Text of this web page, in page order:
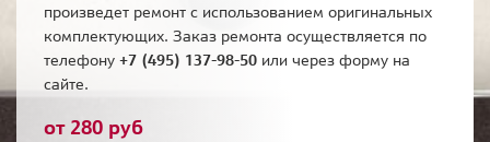
произведет ремонт с использованием оригинальных
комплектующих. Заказ ремонта осуществляется по
телефону +7 (495) 137-98-50 или через форму на
сайте.
от 280 руб